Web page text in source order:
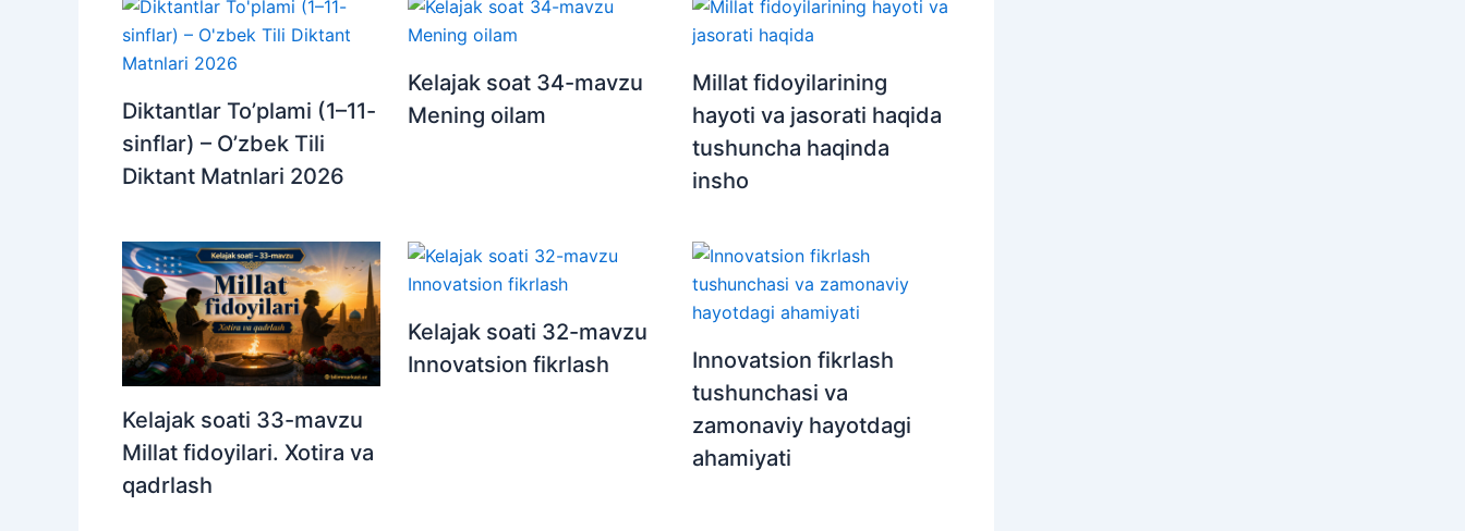
Diktantlar To’plami (1–11-
sinflar) – O’zbek Tili
Diktant Matnlari 2026
Kelajak soat 34-mavzu
Mening oilam
Millat fidoyilarining
hayoti va jasorati haqida
tushuncha haqinda
insho
Kelajak soati 33-mavzu
Millat fidoyilari. Xotira va
qadrlash
Kelajak soati 32-mavzu
Innovatsion fikrlash
Innovatsion fikrlash
tushunchasi va
zamonaviy hayotdagi
ahamiyati